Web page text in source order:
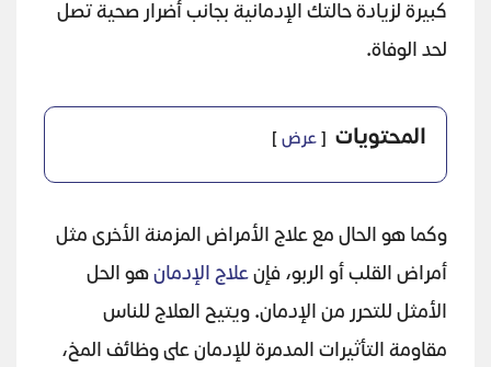
كبيرة لزيادة حالتك الإدمانية بجانب أضرار صحية تصل
لحد الوفاة.
المحتويات عرض
وكما هو الحال مع علاج الأمراض المزمنة الأخرى مثل
أمراض القلب أو الربو، فإنعلاج الإدمانهو الحل
الأمثل للتحرر من الإدمان. ويتيح العلاج للناس
مقاومة التأثيرات المدمرة للإدمان على وظائف المخ،